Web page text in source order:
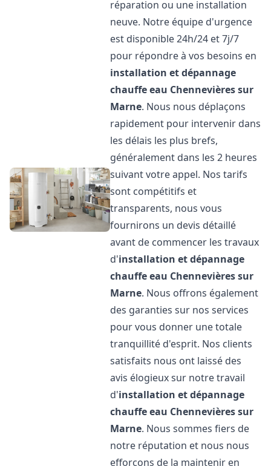
réparation ou une installation
neuve. Notre équipe d'urgence
est disponible 24h/24 et 7j/7
pour répondre à vos besoins en
installation et dépannage
chauffe eau Chennevières sur
Marne. Nous nous déplaçons
rapidement pour intervenir dans
les délais les plus brefs,
généralement dans les 2 heures
suivant votre appel. Nos tarifs
sont compétitifs et
transparents, nous vous
fournirons un devis détaillé
avant de commencer les travaux
d'installation et dépannage
chauffe eau Chennevières sur
Marne. Nous offrons également
des garanties sur nos services
pour vous donner une totale
tranquillité d'esprit. Nos clients
satisfaits nous ont laissé des
avis élogieux sur notre travail
d'installation et dépannage
chauffe eau Chennevières sur
Marne. Nous sommes fiers de
notre réputation et nous nous
efforçons de la maintenir en